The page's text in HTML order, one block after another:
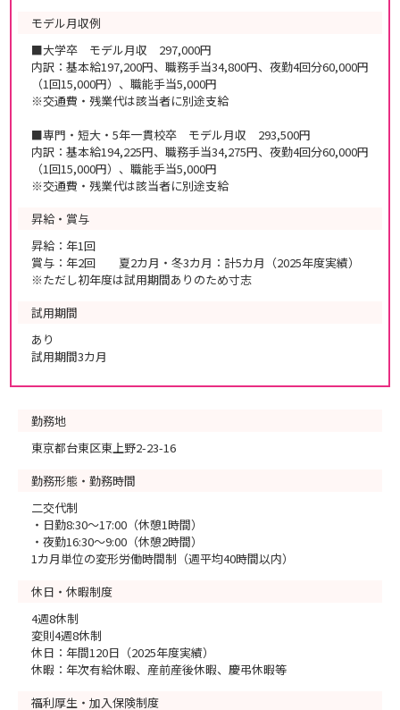
モデル月収例
■大学卒 モデル月収 297,000円
内訳：基本給197,200円、職務手当34,800円、夜勤4回分60,000円
（1回15,000円）、職能手当5,000円
※交通費・残業代は該当者に別途支給
■専門・短大・5年一貫校卒 モデル月収 293,500円
内訳：基本給194,225円、職務手当34,275円、夜勤4回分60,000円
（1回15,000円）、職能手当5,000円
※交通費・残業代は該当者に別途支給
昇給・賞与
昇給：年1回
賞与：年2回 夏2カ月・冬3カ月：計5カ月（2025年度実績）
※ただし初年度は試用期間ありのため寸志
試用期間
あり
試用期間3カ月
勤務地
東京都台東区東上野2-23-16
勤務形態・勤務時間
二交代制
・日勤8:30～17:00（休憩1時間）
・夜勤16:30～9:00（休憩2時間）
1カ月単位の変形労働時間制（週平均40時間以内）
休日・休暇制度
4週8休制
変則4週8休制
休日：年間120日（2025年度実績）
休暇：年次有給休暇、産前産後休暇、慶弔休暇等
福利厚生・加入保険制度